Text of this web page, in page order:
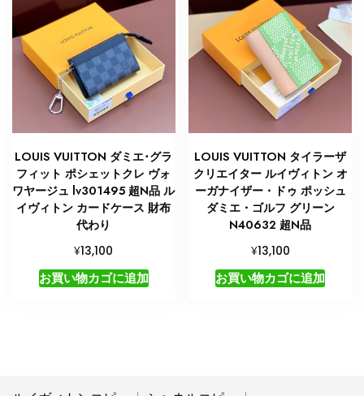
LOUIS VUITTON ダミエ･グラ
フィット ポシェットクレ ヴォ
ワヤージュ lv301495 超N品 ル
イヴィトン カードケース 財布
代わり
¥13,100
お買い物カゴに追加
LOUIS VUITTON タイラーザ
クリエイター ルイヴィトン オ
ーガナイザー・ドゥ ポッシュ
ダミエ・ゴルフ グリーン
N40632 超N品
¥13,100
お買い物カゴに追加